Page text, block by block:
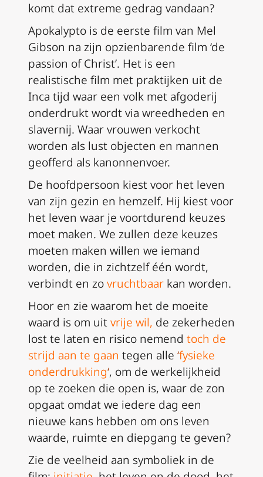
komt dat extreme gedrag vandaan?
Apokalypto is de eerste film van Mel
Gibson na zijn opzienbarende film ‘de
passion of Christ’. Het is een
realistische film met praktijken uit de
Inca tijd waar een volk met afgoderij
onderdrukt wordt via wreedheden en
slavernij. Waar vrouwen verkocht
worden als lust objecten en mannen
geofferd als kanonnenvoer.
De hoofdpersoon kiest voor het leven
van zijn gezin en hemzelf. Hij kiest voor
het leven waar je voortdurend keuzes
moet maken. We zullen deze keuzes
moeten maken willen we iemand
worden, die in zichtzelf één wordt,
verbindt en zovruchtbaar kan worden.
Hoor en zie waarom het de moeite
waard is om uitvrije wil, de zekerheden
lost te laten en risico nemend toch de
strijd aan te gaan tegen alle ‘fysieke
onderdrukking‘, om de werkelijkheid
op te zoeken die open is, waar de zon
opgaat omdat we iedere dag een
nieuwe kans hebben om ons leven
waarde, ruimte en diepgang te geven?
Zie de veelheid aan symboliek in de